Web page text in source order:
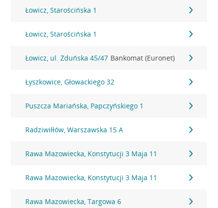
Łowicz, Starościńska 1
Łowicz, Starościńska 1
Łowicz, ul. Zduńska 45/47 Bankomat (Euronet)
Łyszkowice, Głowackiego 32
Puszcza Mariańska, Papczyńskiego 1
Radziwiłłów, Warszawska 15 A
Rawa Mazowiecka, Konstytucji 3 Maja 11
Rawa Mazowiecka, Konstytucji 3 Maja 11
Rawa Mazowiecka, Targowa 6